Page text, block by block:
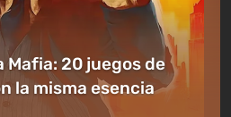
Mafia: 20 juegos de
la misma esencia